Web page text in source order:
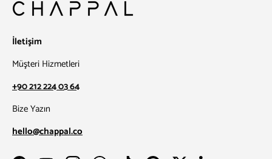
İletişim
Müşteri Hizmetleri
+90 212 224 03 64
Bize Yazın
hello@chappal.co